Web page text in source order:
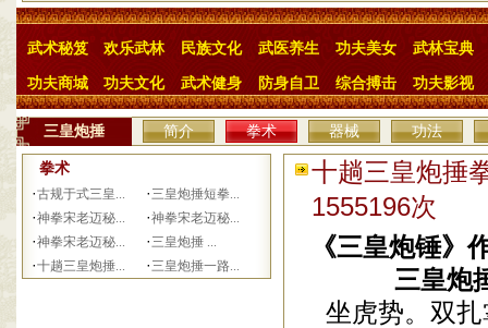
武术秘笈 欢乐武林 民族文化 武医养生 功夫美女 武林宝典
功夫商城 功夫文化 武术健身 防身自卫 综合搏击 功夫影视
三皇炮捶 简介 拳术 器械 功法
拳术
·古规于式三皇... ·三皇炮捶短拳...
·神拳宋老迈秘... ·神拳宋老迈秘...
·神拳宋老迈秘... ·三皇炮捶 ...
·十趟三皇炮捶... ·三皇炮捶一路...
十趟三皇炮
1555196次
《三皇炮锤》
三皇炮捶拳
坐虎势。双